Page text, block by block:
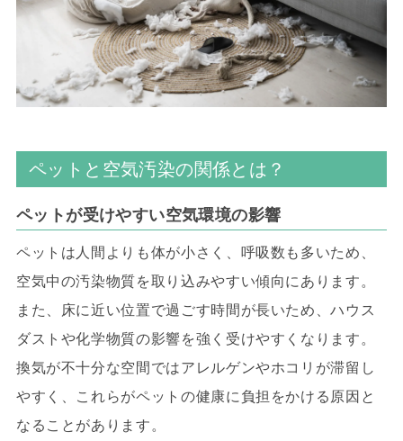
ペットと空気汚染の関係とは？
ペットが受けやすい空気環境の影響
ペットは人間よりも体が小さく、呼吸数も多いため、
空気中の汚染物質を取り込みやすい傾向にあります。
また、床に近い位置で過ごす時間が長いため、ハウス
ダストや化学物質の影響を強く受けやすくなります。
換気が不十分な空間ではアレルゲンやホコリが滞留し
やすく、これらがペットの健康に負担をかける原因と
なることがあります。